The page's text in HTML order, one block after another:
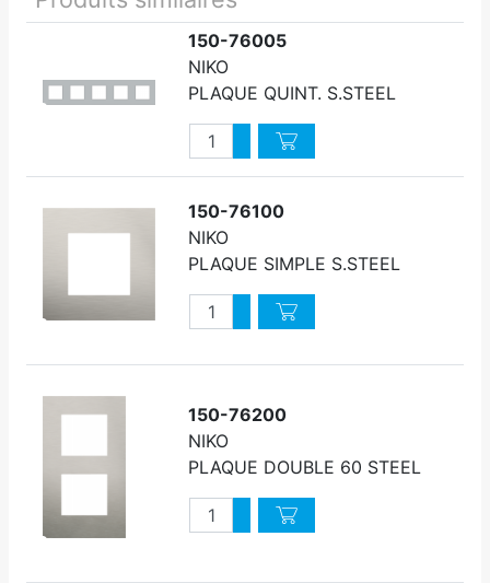
150-76005
NIKO
PLAQUE QUINT. S.STEEL
QuantitéAugmenter quantité
Diminuer quantité
150-76100
NIKO
PLAQUE SIMPLE S.STEEL
QuantitéAugmenter quantité
Diminuer quantité
150-76200
NIKO
PLAQUE DOUBLE 60 STEEL
QuantitéAugmenter quantité
Diminuer quantité